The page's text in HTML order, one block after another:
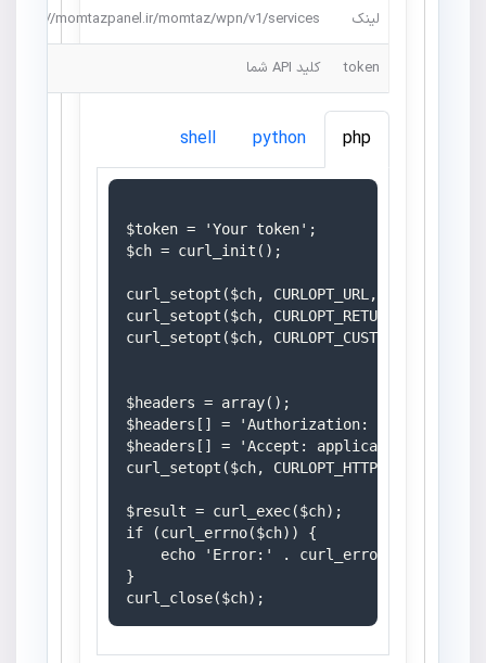
لینک https://momtazpanel.ir/momtaz/wpn/v1/services
token کلید API شما
php
python
shell
$token = 'Your token';
$ch = curl_init();
curl_setopt($ch, CURLOPT_URL, 'https://
curl_setopt($ch,
curl_setopt($ch, CURLOPT_CUSTOMREQUEST,
$headers = array();
$headers[] = 'Authorization: Bearer ' .
$headers[] = 'Accept: application/json';
curl_setopt($ch, CURLOPT_HTTPHEADER,
$result = curl_exec($ch);
if (curl_errno($ch)) {
    echo 'Error:' . curl_error($ch);
}